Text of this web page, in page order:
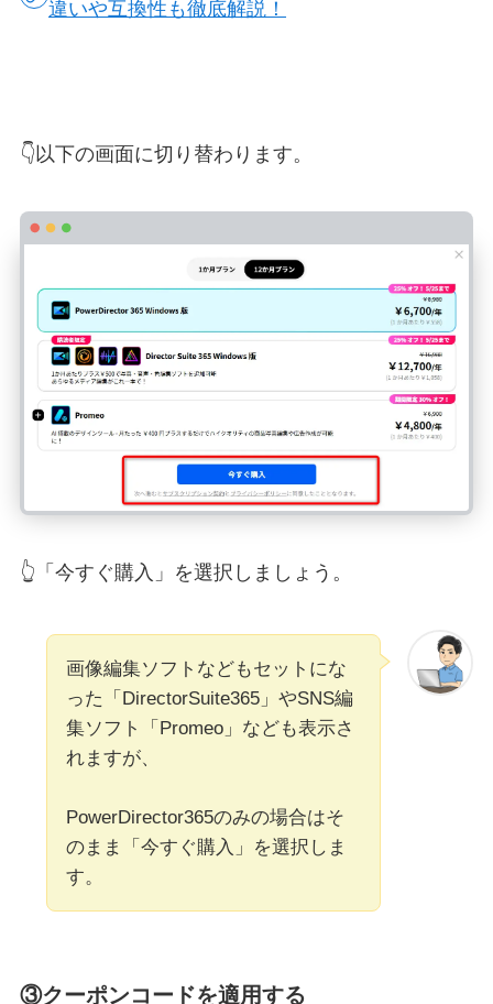
違いや互換性も徹底解説！
👇以下の画面に切り替わります。
👆「今すぐ購入」を選択しましょう。
画像編集ソフトなどもセットにな
った「DirectorSuite365」やSNS編
集ソフト「Promeo」なども表示さ
れますが、
PowerDirector365のみの場合はそ
のまま「今すぐ購入」を選択しま
す。
③クーポンコードを適用する